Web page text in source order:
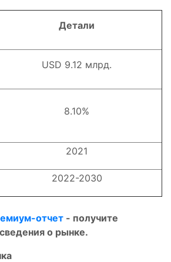
Детали
USD 9.12 млрд.
8.10%
2021
2022-2030
отчет - получите
о рынке.